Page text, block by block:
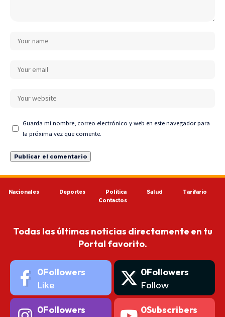
Guarda mi nombre, correo electrónico y web en este navegador para
la próxima vez que comente.
Nacionales Deportes Política Salud
Tarifario
Contactos
Todas las últimas noticias directamente en tu
Portal favorito.
0Followers
Like
0Followers
Follow
0Followers 0Subscribers